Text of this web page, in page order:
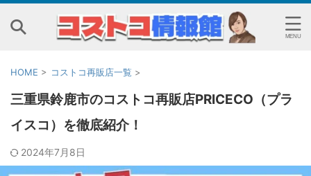
HOME > コストコ再販店一覧 >
三重県鈴鹿市のコストコ再販店PRICECO（プラ
イスコ）を徹底紹介！
2024年7月8日